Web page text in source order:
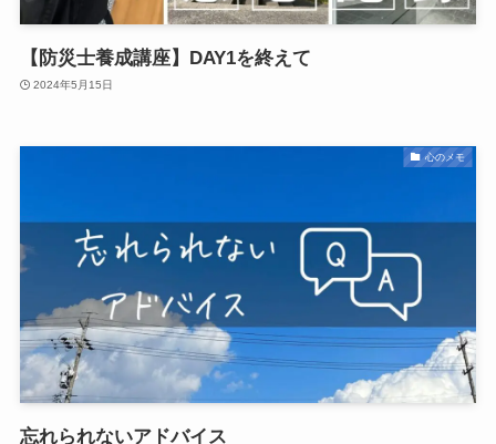
【防災士養成講座】DAY1を終えて
2024年5月15日
心のメモ
忘れられないアドバイス